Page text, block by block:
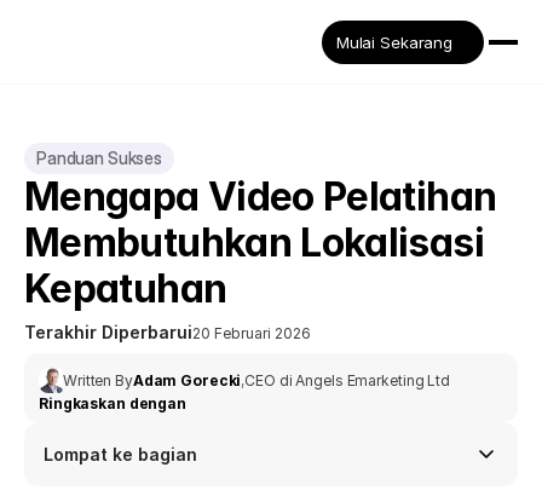
Mulai Sekarang
Panduan Sukses
Mengapa Video Pelatihan
Membutuhkan Lokalisasi
Kepatuhan
Terakhir Diperbarui20 Februari 2026
Written ByAdam Gorecki,CEO di Angels Emarketing Ltd
Ringkaskan dengan
Lompat ke bagian